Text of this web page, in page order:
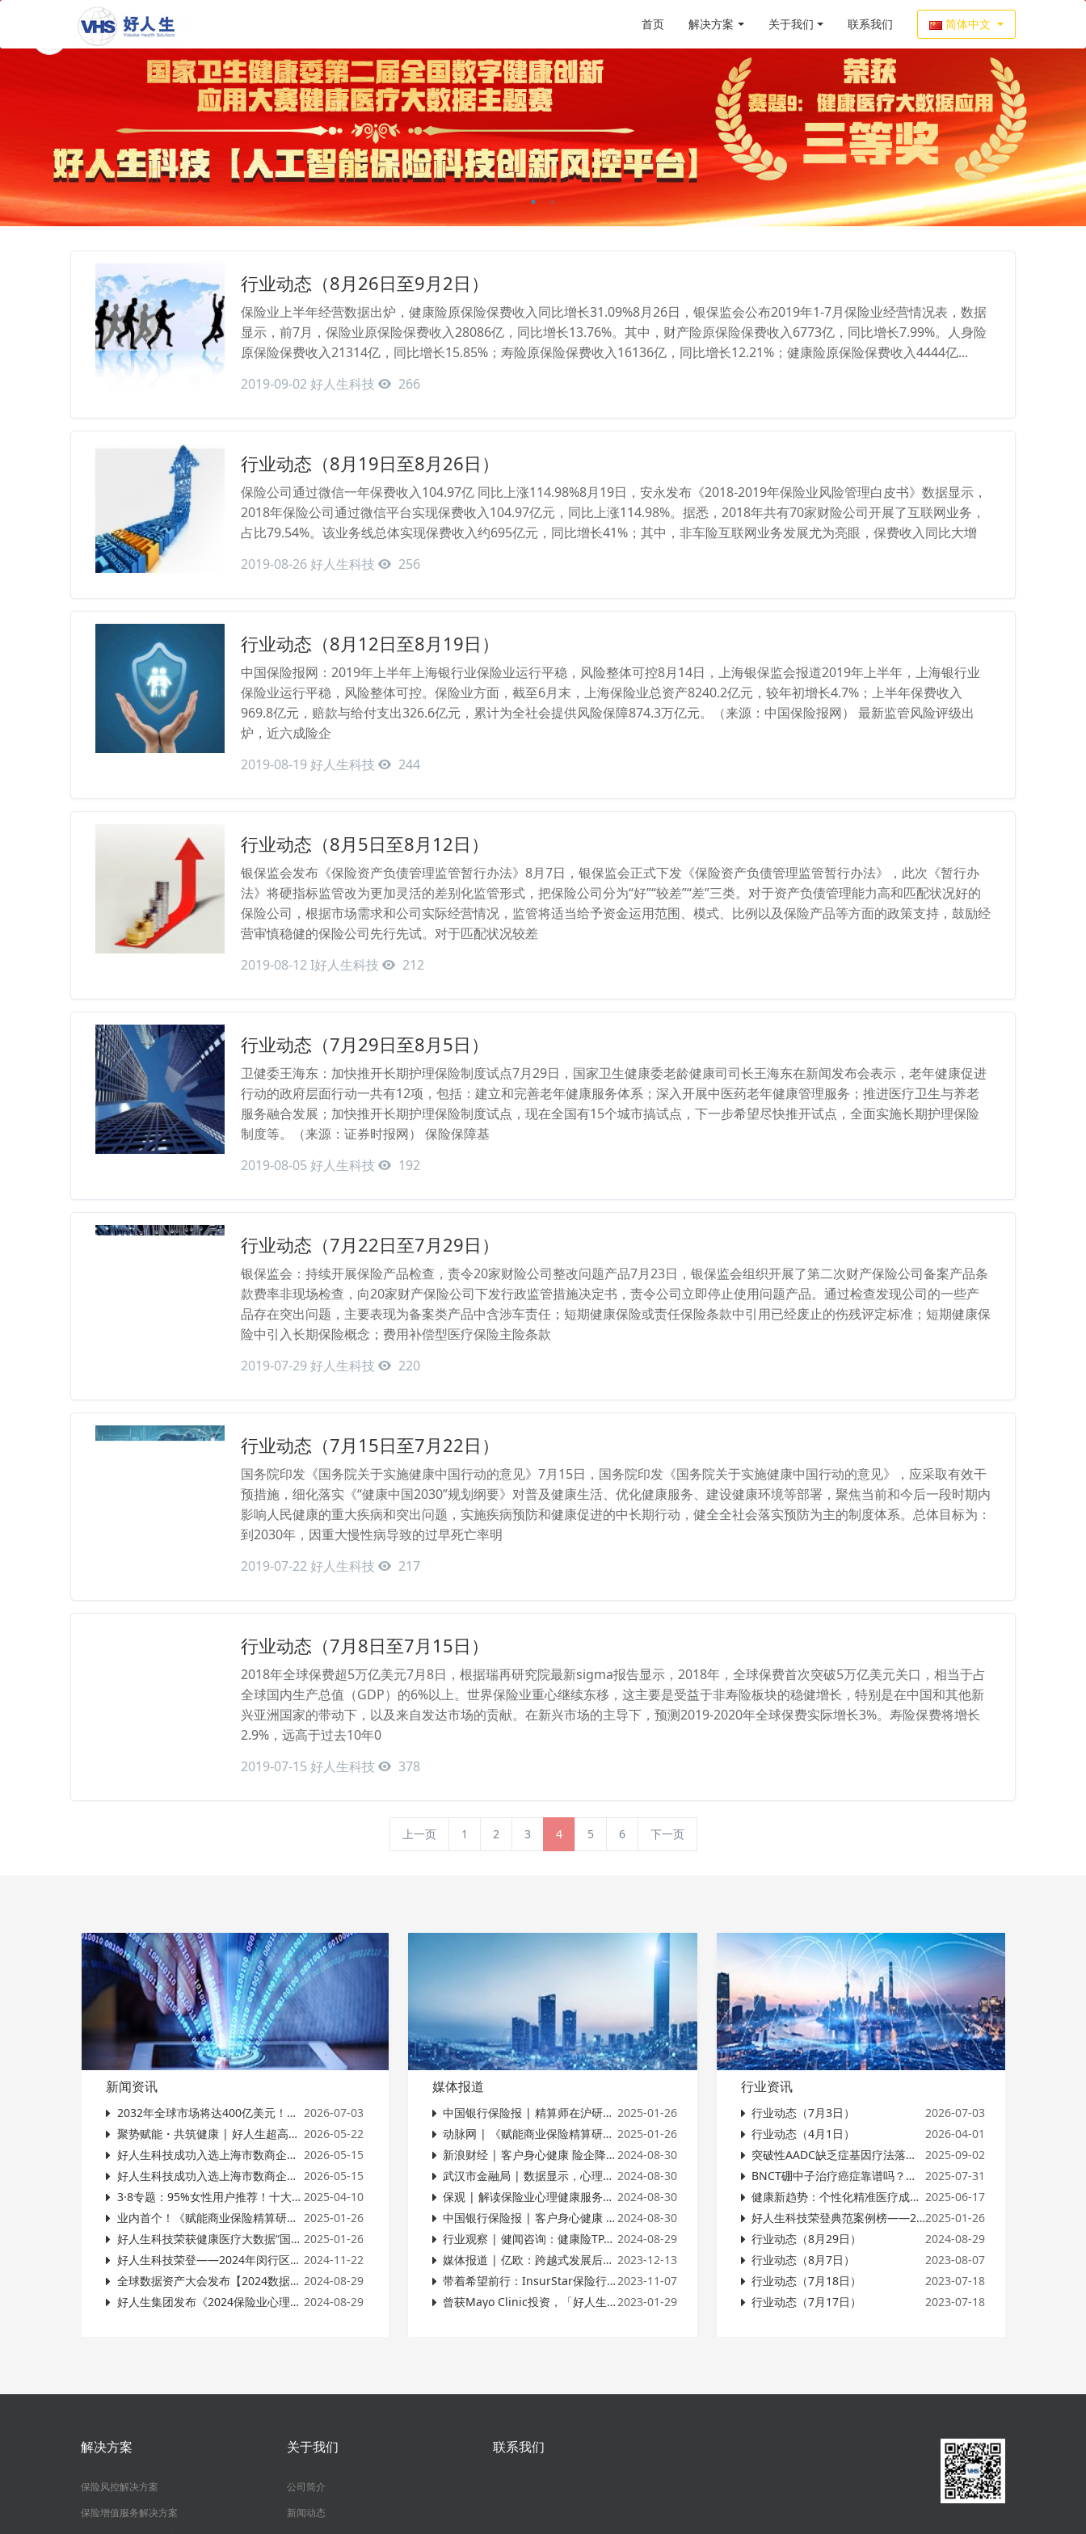
首页 解决方案 关于我们 联系我们 简体中文
行业动态（8月26日至9月2日）
保险业上半年经营数据出炉，健康险原保险保费收入同比增长31.09%8月26日，银保监会公布2019年1-7月保险业经营情况表，数据
显示，前7月，保险业原保险保费收入28086亿，同比增长13.76%。其中，财产险原保险保费收入6773亿，同比增长7.99%。人身险
原保险保费收入21314亿，同比增长15.85%；寿险原保险保费收入16136亿，同比增长12.21%；健康险原保险保费收入4444亿...
2019-09-02好人生科技 266
行业动态（8月19日至8月26日）
保险公司通过微信一年保费收入104.97亿 同比上涨114.98%8月19日，安永发布《2018-2019年保险业风险管理白皮书》数据显示，
2018年保险公司通过微信平台实现保费收入104.97亿元，同比上涨114.98%。据悉，2018年共有70家财险公司开展了互联网业务，
占比79.54%。该业务线总体实现保费收入约695亿元，同比增长41%；其中，非车险互联网业务发展尤为亮眼，保费收入同比大增
2019-08-26好人生科技 256
行业动态（8月12日至8月19日）
中国保险报网：2019年上半年上海银行业保险业运行平稳，风险整体可控8月14日，上海银保监会报道2019年上半年，上海银行业
保险业运行平稳，风险整体可控。保险业方面，截至6月末，上海保险业总资产8240.2亿元，较年初增长4.7%；上半年保费收入
969.8亿元，赔款与给付支出326.6亿元，累计为全社会提供风险保障874.3万亿元。（来源：中国保险报网） 最新监管风险评级出
炉，近六成险企
2019-08-19好人生科技 244
行业动态（8月5日至8月12日）
银保监会发布《保险资产负债管理监管暂行办法》8月7日，银保监会正式下发《保险资产负债管理监管暂行办法》，此次《暂行办
法》将硬指标监管改为更加灵活的差别化监管形式，把保险公司分为“好”“较差”“差”三类。对于资产负债管理能力高和匹配状况好的
保险公司，根据市场需求和公司实际经营情况，监管将适当给予资金运用范围、模式、比例以及保险产品等方面的政策支持，鼓励经
营审慎稳健的保险公司先行先试。对于匹配状况较差
2019-08-12I好人生科技 212
行业动态（7月29日至8月5日）
卫健委王海东：加快推开长期护理保险制度试点7月29日，国家卫生健康委老龄健康司司长王海东在新闻发布会表示，老年健康促进
行动的政府层面行动一共有12项，包括：建立和完善老年健康服务体系；深入开展中医药老年健康管理服务；推进医疗卫生与养老
服务融合发展；加快推开长期护理保险制度试点，现在全国有15个城市搞试点，下一步希望尽快推开试点，全面实施长期护理保险
制度等。（来源：证券时报网） 保险保障基
2019-08-05 好人生科技 192
行业动态（7月22日至7月29日）
银保监会：持续开展保险产品检查，责令20家财险公司整改问题产品7月23日，银保监会组织开展了第二次财产保险公司备案产品条
款费率非现场检查，向20家财产保险公司下发行政监管措施决定书，责令公司立即停止使用问题产品。通过检查发现公司的一些产
品存在突出问题，主要表现为备案类产品中含涉车责任；短期健康保险或责任保险条款中引用已经废止的伤残评定标准；短期健康保
险中引入长期保险概念；费用补偿型医疗保险主险条款
2019-07-29好人生科技 220
行业动态（7月15日至7月22日）
国务院印发《国务院关于实施健康中国行动的意见》7月15日，国务院印发《国务院关于实施健康中国行动的意见》，应采取有效干
预措施，细化落实《“健康中国2030”规划纲要》对普及健康生活、优化健康服务、建设健康环境等部署，聚焦当前和今后一段时期内
影响人民健康的重大疾病和突出问题，实施疾病预防和健康促进的中长期行动，健全全社会落实预防为主的制度体系。总体目标为：
到2030年，因重大慢性病导致的过早死亡率明
2019-07-22好人生科技 217
行业动态（7月8日至7月15日）
2018年全球保费超5万亿美元7月8日，根据瑞再研究院最新sigma报告显示，2018年，全球保费首次突破5万亿美元关口，相当于占
全球国内生产总值（GDP）的6%以上。世界保险业重心继续东移，这主要是受益于非寿险板块的稳健增长，特别是在中国和其他新
兴亚洲国家的带动下，以及来自发达市场的贡献。在新兴市场的主导下，预测2019-2020年全球保费实际增长3%。寿险保费将增长
2.9%，远高于过去10年0
2019-07-15 好人生科技 378
上一页 1 2 3 4 5 6 下一页
新闻资讯
2032年全球市场将达400亿美元！国际二诊，为什么突然火了？ 2026-07-03
聚势赋能・共筑健康 | 好人生超高端体检培训沙龙会（江浙站）圆满落幕 2026-05-22
好人生科技成功入选上海市数商企业入库名单，数字健康科技实力再获权威认可 2026-05-15
好人生科技成功入选上海市数商企业入库名单，数字健康科技实力再获权威认可 2026-05-15
3·8专题：95%女性用户推荐！十大高价值健康管理服务，重新定义保险增值新体验 2025-04-10
业内首个！《赋能商业保险精算研究的医疗大数据规范》意见征询座谈会在沪圆满举行！ 2025-01-26
好人生科技荣获健康医疗大数据“国家级”荣誉！ 2025-01-26
好人生科技荣登——2024年闵行区培育行业领军企业、支持特色园区（集群）发展项目扶持名单！ 2024-11-22
全球数据资产大会发布【2024数据资产运营生态图谱】好人生科技荣登三大板块！ 2024-08-29
好人生集团发布《2024保险业心理健康服务数据报告》 2024-08-29
媒体报道
中国银行保险报 | 精算师在沪研讨医疗大数据如何赋能保险精算 2025-01-26
动脉网 | 《赋能商业保险精算研究的医疗大数据规范》意见征询座谈会在沪圆满举行 2025-01-26
新浪财经 | 客户身心健康 险企降本增效 2024-08-30
武汉市金融局 | 数据显示，心理健康服务在保险产品中的渗透率持续增加 2024-08-30
保观 | 解读保险业心理健康服务报告：保险与心理健康服务深度融合，未来可期 2024-08-30
中国银行保险报 | 客户身心健康 险企降本增效 2024-08-30
行业观察 | 健闻咨询：健康险TPA：千亿级赛道，诱人但隐秘的蛋糕 2024-08-29
媒体报道 | 亿欧：跨越式发展后，康养产业如何开启下一个黄金十年？ 2023-12-13
带着希望前行：InsurStar保险行业榜单发布！2023-11-07
曾获Mayo Clinic投资，「好人生科技」布局健康险风控SaaS2023-01-29
行业资讯
行业动态（7月3日）
2026-07-03
行业动态（4月1日）
2026-04-01
突破性AADC缺乏症基因疗法落地，为中国罕见病患儿带来哪些启示？
2025-09-02
BNCT硼中子治疗癌症靠谱吗？日本技术成"第五疗法"
2025-07-31
健康新趋势：个性化精准医疗成焦点 2025-06-17
好人生科技荣登典范案例榜——2024年保观行业报告发布！十年之期，聚焦保险产业创新！2025-01-26
行业动态（8月29日）
2024-08-29
行业动态（8月7日）
2023-08-07
行业动态（7月18日）
2023-07-18
行业动态（7月17日）
2023-07-18
解决方案
保险风控解决方案
保险增值服务解决方案
关于我们
公司简介
新闻动态
联系我们